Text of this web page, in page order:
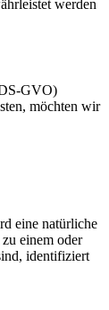
werden
GVO)
möchten wir
eine natürliche
einem oder
identifiziert